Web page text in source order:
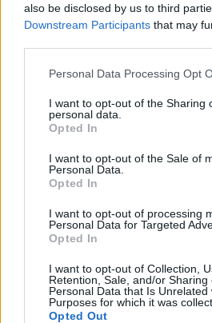
also be disclosed by us to third
Downstream Participants that may
Please note that this website/app
not limited to your visit or usage
grant or deny consent to Google
use your data for below specified
consent section.
Personal Data Processing Opt
I want to opt-out of the Sharing
personal data.
Opted In
I want to opt-out of the Sale of
Personal Data.
Opted In
I want to opt-out of processing
Personal Data for Targeted
Opted In
I want to opt-out of Collection,
Retention, Sale, and/or Sharing
Personal Data that Is Unrelated
Purposes for which it was
Opted Out
Continua a leggere
FINANZA